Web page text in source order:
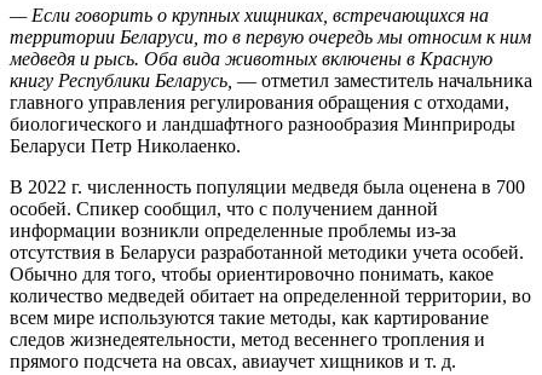
— Если говорить о крупных хищниках, встречающихся на
территории Беларуси, то в первую очередь мы относим к ним
медведя и рысь. Оба вида животных включены в Красную
книгу Республики Беларусь, — отметил заместитель начальника
главного управления регулирования обращения с отходами,
биологического и ландшафтного разнообразия Минприроды
Беларуси Петр Николаенко.
В 2022 г. численность популяции медведя была оценена в 700
особей. Спикер сообщил, что с получением данной
информации возникли определенные проблемы из-за
отсутствия в Беларуси разработанной методики учета особей.
Обычно для того, чтобы ориентировочно понимать, какое
количество медведей обитает на определенной территории, во
всем мире используются такие методы, как картирование
следов жизнедеятельности, метод весеннего тропления и
прямого подсчета на овсах, авиаучет хищников и т. д.